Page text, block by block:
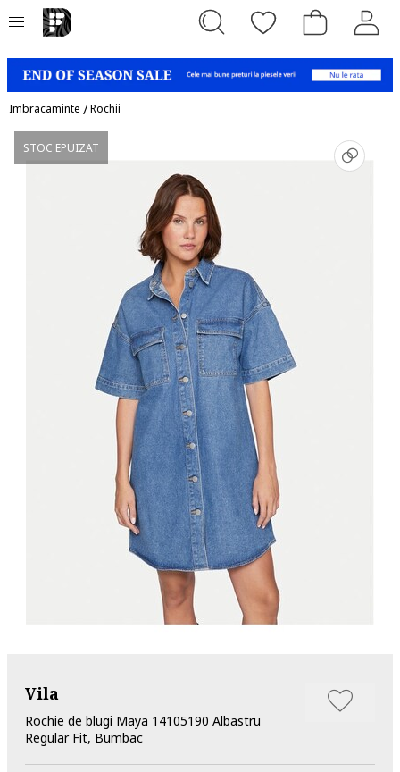
Imbracaminte /Rochii
STOC EPUIZAT
Vila
Rochie de blugi Maya 14105190 Albastru
Regular Fit, Bumbac